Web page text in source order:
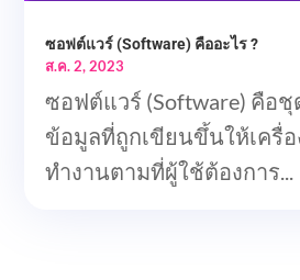
ซอฟต์แวร์ (Software) คืออะไร ?
ส.ค. 2, 2023
ซอฟต์แวร์ (Software) คือชุ
ข้อมูลที่ถูกเขียนขึ้นให้เครื่อ
ทำงานตามที่ผู้ใช้ต้องการ...